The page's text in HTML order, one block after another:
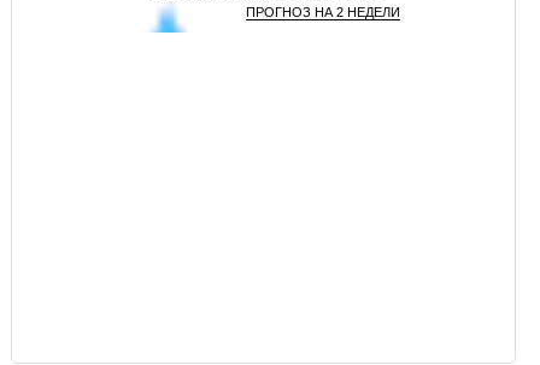
ПРОГНОЗ НА 2 НЕДЕЛИ